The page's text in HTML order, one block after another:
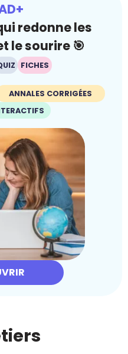
redonne les
le sourire 🎯
FICHES
ANNALES CORRIGÉES